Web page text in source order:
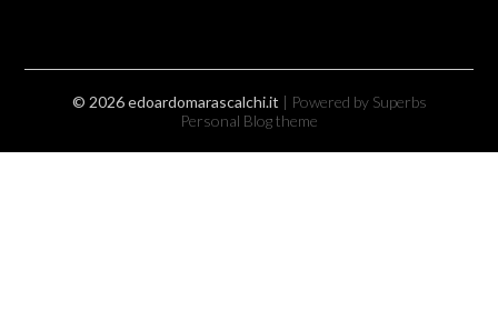
© 2026 edoardomarascalchi.it | Powered by Superbs
Personal Blog theme